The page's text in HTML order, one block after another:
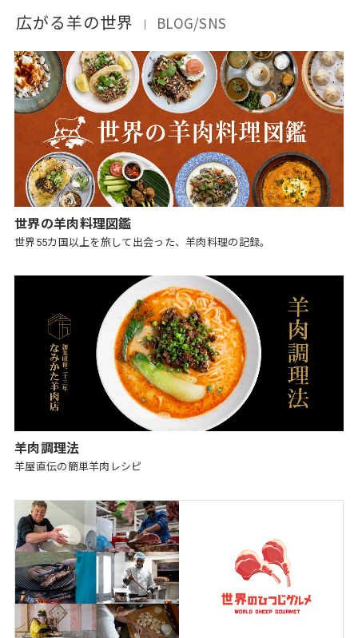
広がる羊の世界 BLOG/SNS
世界の羊肉料理図鑑
世界55カ国以上を旅して出会った、羊肉料理の記録。
羊肉調理法
羊屋直伝の簡単羊肉レシピ